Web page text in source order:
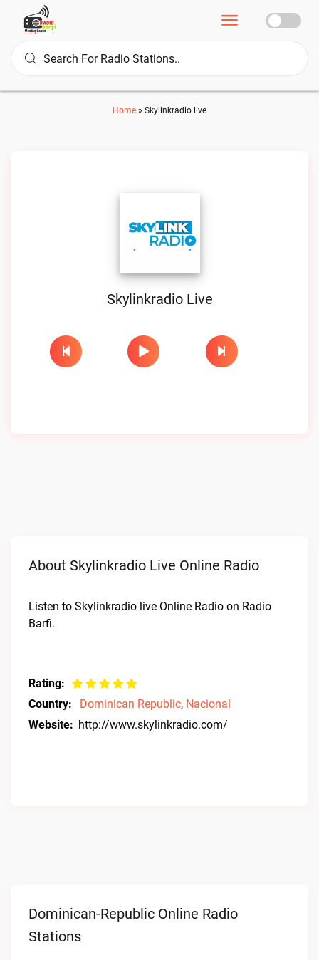
Home » Skylinkradio live
Skylinkradio Live
About Skylinkradio Live Online Radio
Listen to Skylinkradio live Online Radio on Radio
Barfi.
Rating:
Country:
Dominican Republic, Nacional
Website: http://www.skylinkradio.com/
Dominican-Republic Online Radio
Stations